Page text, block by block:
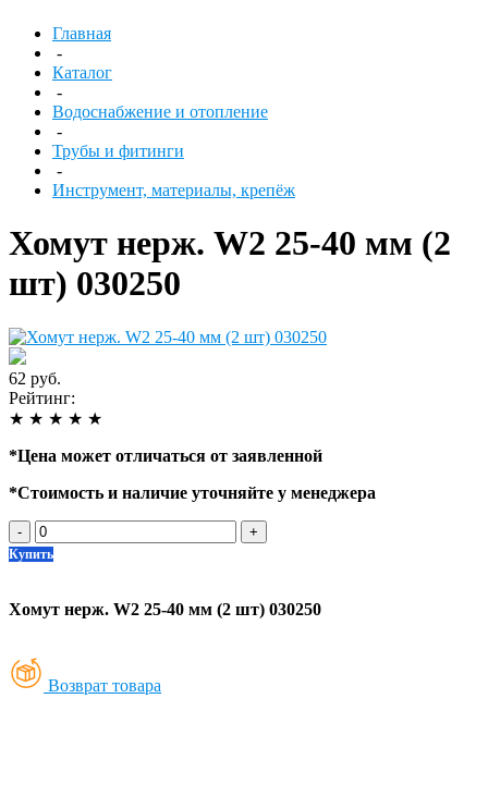
Главная
-
Каталог
-
Водоснабжение и отопление
-
Трубы и фитинги
-
Инструмент, материалы, крепёж
Хомут нерж. W2 25-40 мм (2
шт) 030250
62 руб.
Рейтинг:
★ ★ ★ ★ ★
*Цена может отличаться от заявленной
*Стоимость и наличие уточняйте у менеджера
- +
Купить
Хомут нерж. W2 25-40 мм (2 шт) 030250
Возврат товара